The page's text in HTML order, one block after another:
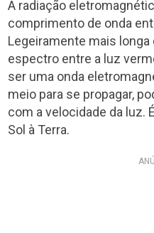
A radiação
comprimento de onda
Legeiramente mais
espectro entre a luz
ser uma onda
meio para se propagar,
com a velocidade da luz.
Sol à Terra.